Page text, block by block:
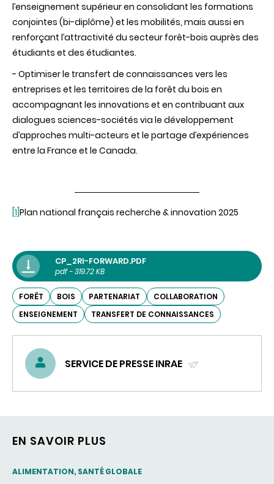
l’enseignement supérieur en consolidant les formations
conjointes (bi-diplôme) et les mobilités, mais aussi en
renforçant l’attractivité du secteur forêt-bois auprès des
étudiants et des étudiantes.
- Optimiser le transfert de connaissances vers les
entreprises et les territoires de la forêt du bois en
accompagnant les innovations et en contribuant aux
dialogues sciences-sociétés via le développement
d’approches multi-acteurs et le partage d’expériences
entre la France et le Canada.
[1] Plan national français recherche & innovation 2025
CP_2RI-FORWARD.PDF
pdf - 319.72 KB
FORÊT BOIS PARTENARIAT
COLLABORATION
ENSEIGNEMENT
TRANSFERT DE CONNAISSANCES
SERVICE DE PRESSE INRAE
UN
EN SAVOIR PLUS
THEMATIC
ALIMENTATION, SANTÉ GLOBALE